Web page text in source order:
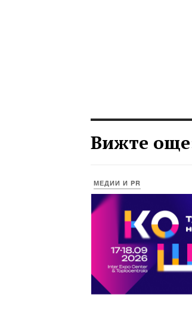
Вижте
МЕДИИ И PR